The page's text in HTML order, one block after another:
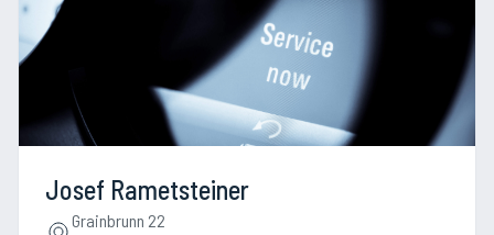
Josef Rametsteiner
Grainbrunn 22